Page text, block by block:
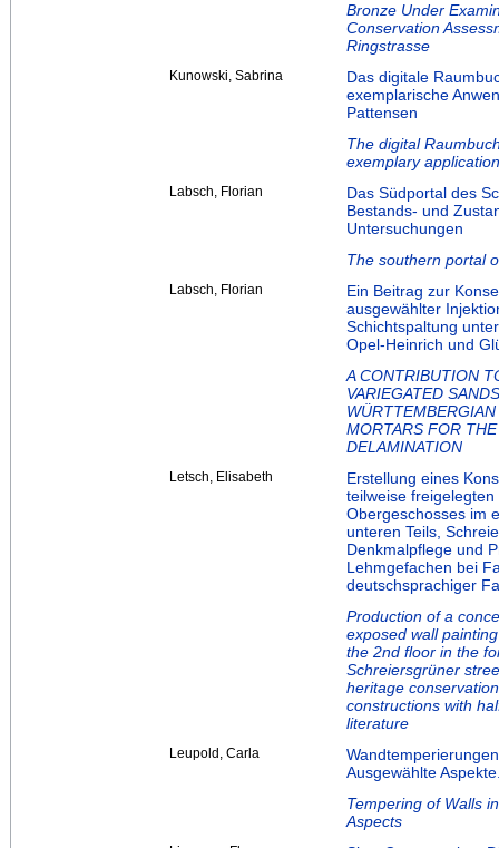
Bronze Under
Conservation
Ringstrasse
Kunowski, Sabrina
Das digitale
exemplarische
Pattensen
The digital
exemplary
Labsch, Florian
Das Südportal des
Bestands- und
Untersuchungen
The southern portal
Labsch, Florian
Ein Beitrag zur
ausgewählter
Schichtspaltung
Opel-Heinrich und
A CONTRIBUTION
VARIEGATED
MORTARS FOR
DELAMINATION
Letsch, Elisabeth
Erstellung eines
teilweise
Obergeschosses im
unteren Teils,
Denkmalpflege und
Lehmgefachen bei
deutschsprachiger
Production of a
exposed wall
the 2nd floor in the
Schreiersgrüner
heritage
constructions with
literature
Leupold, Carla
Ausgewählte
Tempering of Walls
Aspects